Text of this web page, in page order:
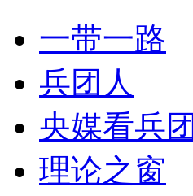
一带一路
兵团人
央媒看兵团
理论之窗